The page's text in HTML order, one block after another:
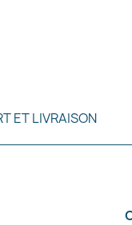
ET LIVRAISON